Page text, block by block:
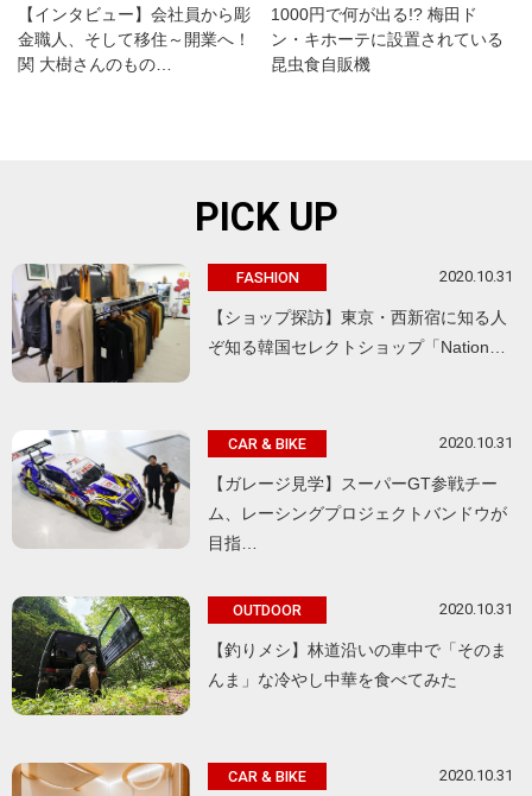
【インタビュー】会社員から彫
金職人、そして移住～開業へ！
関 大樹さんのもの…
1000円で何が出る!? 梅田ド
ン・キホーテに設置されている
昆虫食自販機
PICK UP
FASHION 2020.10.31
【ショップ探訪】東京・西新宿に知る人
ぞ知る韓国セレクトショップ「Nation…
CAR & BIKE 2020.10.31
【ガレージ見学】スーパーGT参戦チー
ム、レーシングプロジェクトバンドウが
目指…
OUTDOOR 2020.10.31
【釣りメシ】林道沿いの車中で「そのま
んま」な冷やし中華を食べてみた
CAR & BIKE 2020.10.31